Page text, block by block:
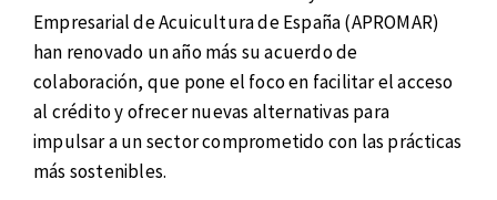
Empresarial de Acuicultura de España (APROMAR)
han renovado un año más su acuerdo de
colaboración, que pone el foco en facilitar el acceso
al crédito y ofrecer nuevas alternativas para
impulsar a un sector comprometido con las prácticas
más sostenibles.